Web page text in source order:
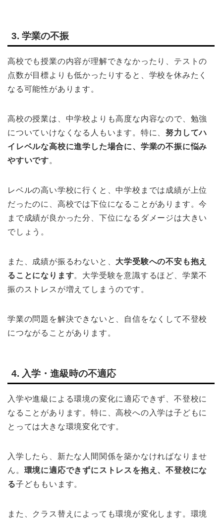
3. 学業の不振
高校でも授業の内容が理解できなかったり、テストの
点数が目標よりも低かったりすると、学校を休みたく
なる可能性があります。
高校の授業は、中学校よりも高度な内容なので、勉強
についていけなくなる人もいます。特に、努力してハ
イレベルな高校に進学した場合に、学業の不振に悩み
やすいです。
レベルの高い学校に行くと、中学校までは成績が上位
だったのに、高校では下位になることがあります。今
まで成績が良かった分、下位になるダメージは大きい
でしょう。
また、成績が振るわないと、 大学受験への不安も抱え
ることになります。大学受験を意識するほど、学業不
振のストレスが増えてしまうのです。
学業の問題を解決できないと、自信をなくして不登校
につながることがあります。
4. 入学・進級時の不適応
入学や進級による環境の変化に適応できず、不登校に
なることがあります。特に、高校への入学は子どもに
とっては大きな環境変化です。
入学したら、新たな人間関係を築かなければなりませ
ん。 環境に適応できずにストレスを抱え、不登校にな
る子どももいます。
また、クラス替えによっても環境が変化します。環境